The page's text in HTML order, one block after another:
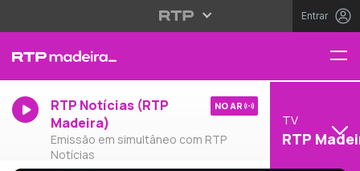
Entrar
RTP Notícias (RTP
Madeira)
Emissão em simultâneo com RTP
Notícias
NO AR
TV
RTP